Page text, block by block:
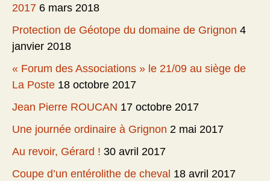
2017 6 mars 2018
Protection de Géotope du domaine de Grignon 4
janvier 2018
« Forum des Associations » le 21/09 au siège de
La Poste 18 octobre 2017
Jean Pierre ROUCAN 17 octobre 2017
Une journée ordinaire à Grignon 2 mai 2017
Au revoir, Gérard ! 30 avril 2017
Coupe d’un entérolithe de cheval 18 avril 2017